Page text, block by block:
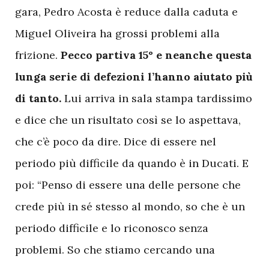
gara, Pedro Acosta è reduce dalla caduta e
Miguel Oliveira ha grossi problemi alla
frizione. Pecco partiva 15° e neanche questa
lunga serie di defezioni l’hanno aiutato più
di tanto. Lui arriva in sala stampa tardissimo
e dice che un risultato così se lo aspettava,
che c’è poco da dire. Dice di essere nel
periodo più difficile da quando è in Ducati. E
poi: “Penso di essere una delle persone che
crede più in sé stesso al mondo, so che è un
periodo difficile e lo riconosco senza
problemi. So che stiamo cercando una